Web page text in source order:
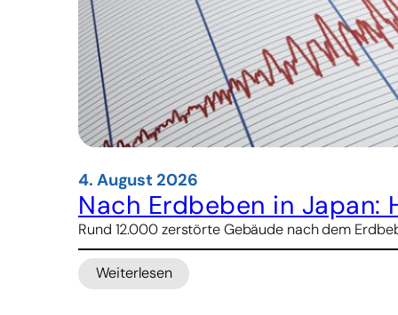
4. August 2026
Nach Erdbeben in
Rund 12.000 zerstörte Gebäude nach dem
Weiterlesen
: